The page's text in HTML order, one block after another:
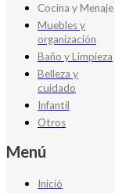
Cocina y Menaje
Muebles y
organización
Baño y Limpieza
Belleza y
cuidado
Infantil
Otros
Menú
Inició